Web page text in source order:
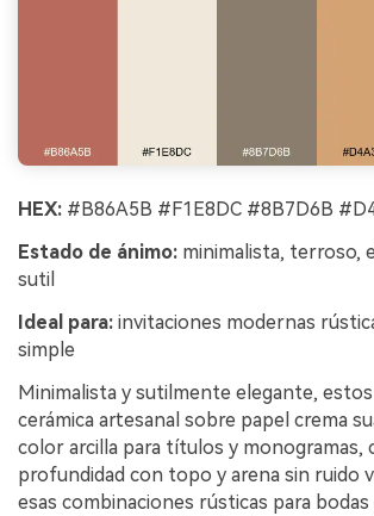
HEX: #B86A5B #F1E8DC #8B7D6B
Estado de ánimo: minimalista, terroso,
sutil
Ideal para: invitaciones modernas
simple
Minimalista y sutilmente elegante,
cerámica artesanal sobre papel crema
color arcilla para títulos y monogramas,
profundidad con topo y arena sin ruido
esas combinaciones rústicas para